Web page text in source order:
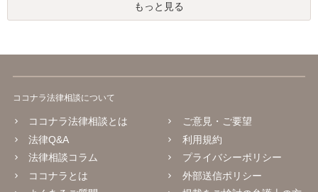
もっと見る
ココナラ法律相談について
ココナラ法律相談とは
法律Q&A
法律相談コラム
ココナラとは
ご意見・ご要望
利用規約
プライバシーポリシー
外部送信ポリシー